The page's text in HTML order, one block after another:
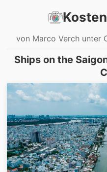
von Marco Verch unter
Ships on the